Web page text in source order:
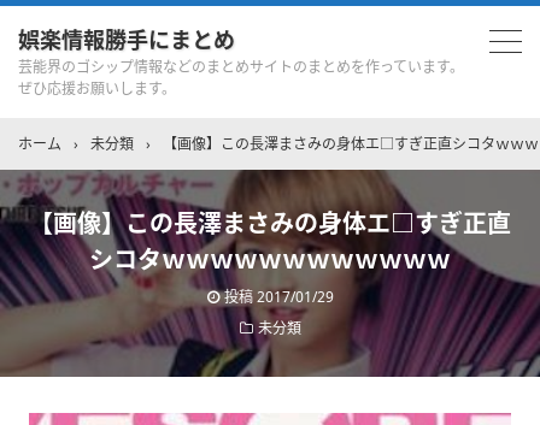
娯楽情報勝手にまとめ
芸能界のゴシップ情報などのまとめサイトのまとめを作っています。
ぜひ応援お願いします。
ホーム › 未分類 › 【画像】この長澤まさみの身体エ□すぎ正直シコタｗｗ
【画像】この長澤まさみの身体エ□すぎ正直
シコタｗｗｗｗｗｗｗｗｗｗｗｗ
投稿2017/01/29
未分類